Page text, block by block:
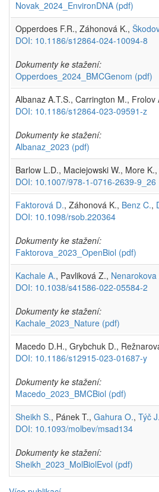
Novak_2024_EnvironDNA (pdf)
Opperdoes F.R., Záhonová K.,
DOI: 10.1186/s12864-024-10094-8
Dokumenty ke stažení:
Opperdoes_2024_BMCGenom (pdf)
Albanaz A.T.S., Carrington M.,
DOI: 10.1186/s12864-023-09591-z
Dokumenty ke stažení:
Albanaz_2023 (pdf)
Barlow L.D., Maciejowski W., More
DOI: 10.1007/978-1-0716-2639-9_26
Faktorová D., Záhonová K., Benz C.,
DOI: 10.1098/rsob.220364
Dokumenty ke stažení:
Faktorova_2023_OpenBiol (pdf)
Kachale A., Pavliková Z., Nenarokova
DOI: 10.1038/s41586-022-05584-2
Dokumenty ke stažení:
Kachale_2023_Nature (pdf)
Macedo D.H., Grybchuk D.,
DOI: 10.1186/s12915-023-01687-y
Dokumenty ke stažení:
Macedo_2023_BMCBiol (pdf)
Sheikh S., Pánek T., Gahura O., Týč J.
DOI: 10.1093/molbev/msad134
Dokumenty ke stažení:
Sheikh_2023_MolBiolEvol (pdf)